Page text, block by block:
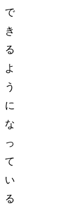
で
き
る
よ
う
に
な
っ
て
い
る